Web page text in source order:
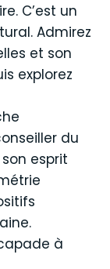
C’est un
Admirez
et son
explorez
du
esprit
à